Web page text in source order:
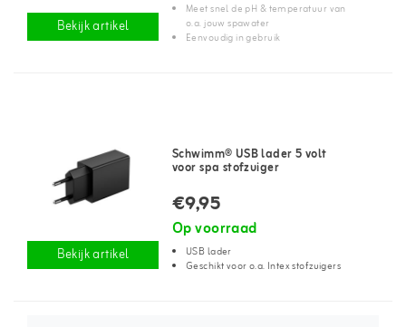
Bekijk artikel
Meet snel de pH & temperatuur van
o.a. jouw spawater
Eenvoudig in gebruik
Bekijk artikel
Schwimm® USB lader 5 volt
voor spa stofzuiger
€9,95
Op voorraad
USB lader
Geschikt voor o.a. Intex stofzuigers